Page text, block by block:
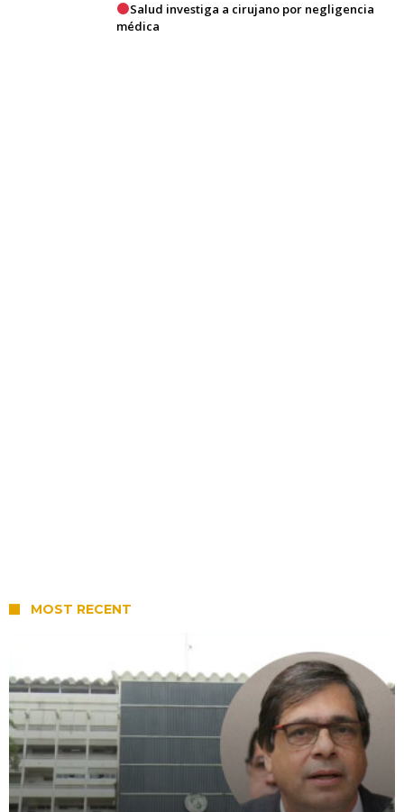
Salud investiga a cirujano por negligencia
médica
MOST RECENT